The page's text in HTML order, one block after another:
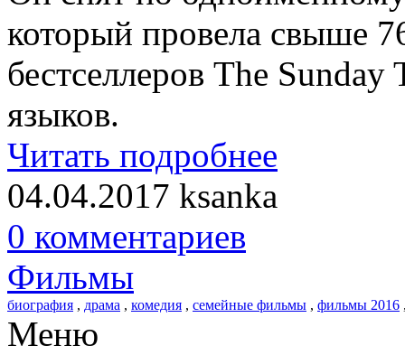
который провела свыше
бестселлеров The
языков.
Читать подробнее
04.04.2017 ksanka
0 комментариев
Фильмы
биография , драма , комедия , семейные фильмы , фильмы 2016
Меню